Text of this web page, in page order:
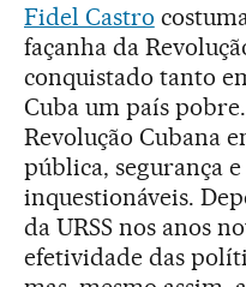
Fidel Castro
façanha da
conquistado tanto
Cuba um país
Revolução Cubana
pública, segurança
inquestionáveis.
da URSS nos anos
efetividade das